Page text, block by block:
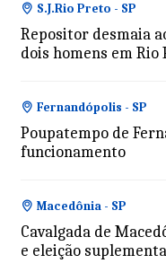
S.J.Rio Preto - SP
Repositor desmaia
dois homens em Rio
Fernandópolis - SP
Poupatempo de
funcionamento
Macedônia - SP
Cavalgada de
e eleição